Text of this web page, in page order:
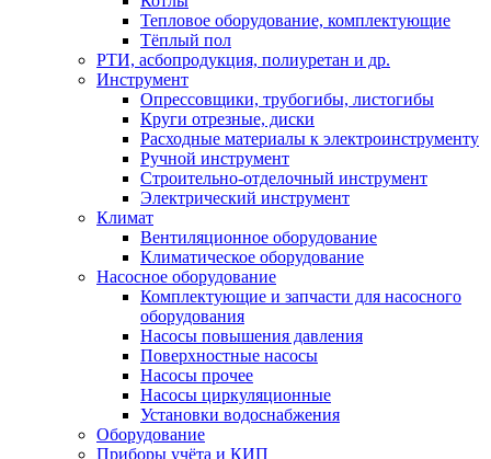
Тепловое оборудование, комплектующие
Тёплый пол
РТИ, асбопродукция, полиуретан и др.
Инструмент
Опрессовщики, трубогибы, листогибы
Круги отрезные, диски
Расходные материалы к электроинструменту
Ручной инструмент
Строительно-отделочный инструмент
Электрический инструмент
Климат
Вентиляционное оборудование
Климатическое оборудование
Насосное оборудование
Комплектующие и запчасти для насосного
оборудования
Насосы повышения давления
Поверхностные насосы
Насосы прочее
Насосы циркуляционные
Установки водоснабжения
Оборудование
Приборы учёта и КИП